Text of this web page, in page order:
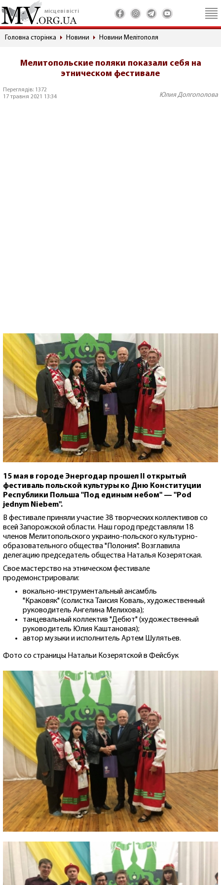
місцеві вісті
Головна сторінка Новини Новини Мелітополя
Мелитопольские поляки показали себя на
этническом фестивале
Переглядів: 1372
17 травня 2021 13:34
Юлия Долгополова
15 мая в городе Энергодар прошел II открытый
фестиваль польской культуры ко Дню Конституции
Республики Польша "Под единым небом" — "Pod
jednym Niebem".
В фестивале приняли участие 38 творческих коллективов со
всей Запорожской области. Наш город представляли ​​18
членов Мелитопольского украино-польского культурно-
образовательного общества "Полония". Возглавила
делегацию председатель общества Наталья Козерятская.
Свое мастерство на этническом фестивале
продемонстрировали:
вокально-инструментальный ансамбль
"Краковяк" (солистка Таисия Коваль, художественный
руководитель Ангелина Мелихова);
танцевальный коллектив "Дебют" (художественный
руководитель Юлия Каштановая);
автор музыки и исполнитель Артем Шулятьев.
Фото со страницы Натальи Козерятской в Фейсбук